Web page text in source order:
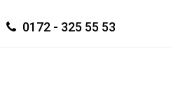
0172 - 325 55 53